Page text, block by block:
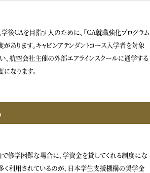
学後CAを目指す人のために、「CA就職強化プログラム
あります。キャビンアテンダントコース入学者を対象
、航空会社主催の外部エアラインスクールに通学する
なります。
修学困難な場合に、学資金を貸してくれる制度にな
く利用されているのが、日本学生支援機構の奨学金